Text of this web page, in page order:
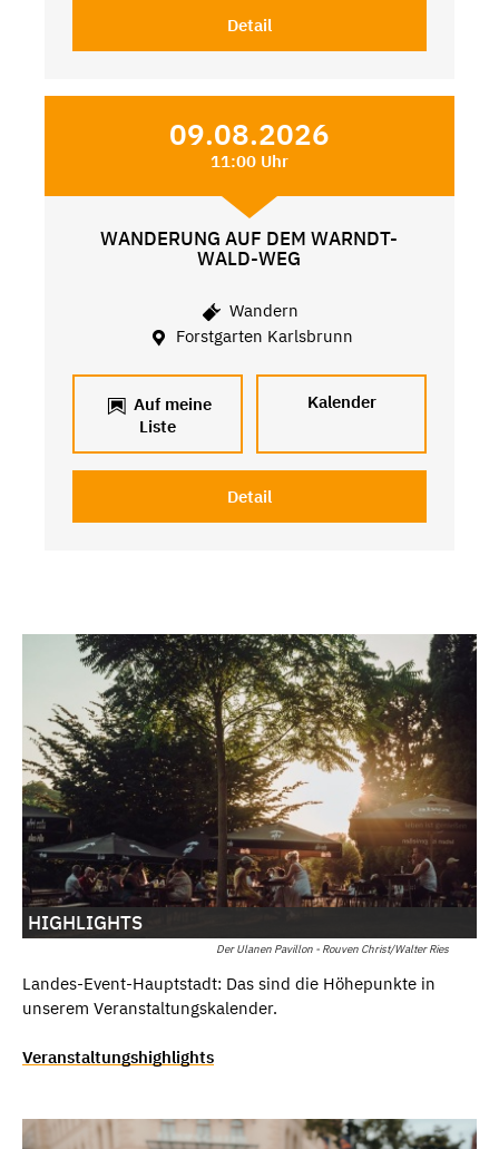
Detail
09.08.2026
11:00 Uhr
WANDERUNG AUF DEM WARNDT-
WALD-WEG
Wandern
Forstgarten Karlsbrunn
Auf meine
Liste
Kalender
Detail
Der Ulanen Pavillon - Rouven Christ/Walter Ries
HIGHLIGHTS
Landes-Event-Hauptstadt: Das sind die Höhepunkte in
unserem Veranstaltungskalender.
Veranstaltungshighlights